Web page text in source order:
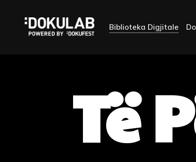
Biblioteka Digjitale
Të